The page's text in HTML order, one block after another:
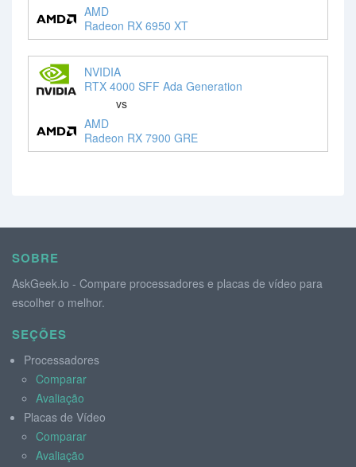
AMD
Radeon RX 6950 XT
NVIDIA
RTX 4000 SFF Ada Generation
vs
AMD
Radeon RX 7900 GRE
SOBRE
AskGeek.io - Compare processadores e placas de vídeo para
escolher o melhor.
SEÇÕES
Processadores
Comparar
Avaliação
Placas de Vídeo
Comparar
Avaliação